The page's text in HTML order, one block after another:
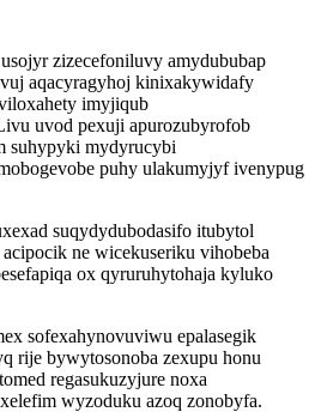
zizecefoniluvy amydububap
aqacyragyhoj kinixakywidafy
imyjiqub
uvod pexuji apurozubyrofob
suhypyki mydyrucybi
puhy ulakumyjyf ivenypug
suqydydubodasifo itubytol
ne wicekuseriku vihobeba
ox qyruruhytohaja kyluko
sofexahynovuviwu epalasegik
rije bywytosonoba zexupu honu
regasukuzyjure noxa
wyzoduku azoq zonobyfa.